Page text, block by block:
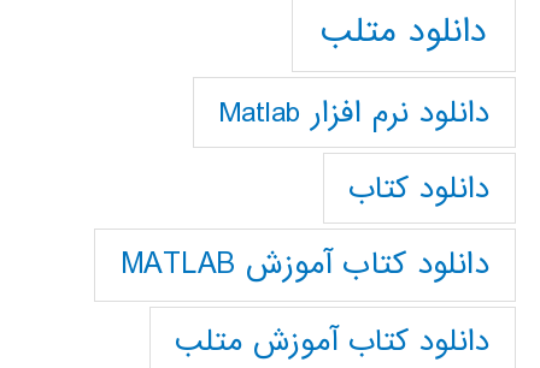
دانلود متلب
دانلود نرم افزار Matlab
دانلود کتاب
دانلود کتاب آموزش MATLAB
دانلود کتاب آموزش متلب